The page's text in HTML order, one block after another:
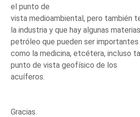
el punto de
vista medioambiental, pero también
la industria y que hay algunas
petróleo que pueden ser
como la medicina, etcétera, incluso
punto de vista geofísico de los
acuíferos.
Gracias.